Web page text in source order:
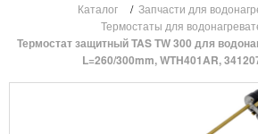
Каталог / Запчасти для
Термостаты для
Термостат защитный TAS TW 300 для
L=260/300mm, WTH401AR,